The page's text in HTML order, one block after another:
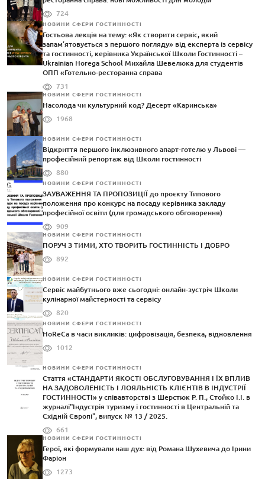
724
НОВИНИ СФЕРИ ГОСТИННОСТІ
Гостьова лекція на тему: «Як створити сервіс, який
запам’ятовується з першого погляду» від експерта із сервісу
та гостинності, керівника Української Школи Гостинності –
Ukrainian Horega School Михайла Шевелюка для студентів
ОПП «Готельно-ресторанна справа
731
НОВИНИ СФЕРИ ГОСТИННОСТІ
Насолода чи культурний код? Десерт «Каринська»
1968
НОВИНИ СФЕРИ ГОСТИННОСТІ
Відкриття першого інклюзивного апарт-готелю у Львові —
професійний репортаж від Школи гостинності
880
НОВИНИ СФЕРИ ГОСТИННОСТІ
ЗАУВАЖЕННЯ ТА ПРОПОЗИЦІЇ до проєкту Типового
положення про конкурс на посаду керівника закладу
професійної освіти (для громадського обговорення)
909
НОВИНИ СФЕРИ ГОСТИННОСТІ
ПОРУЧ З ТИМИ, ХТО ТВОРИТЬ ГОСТИННІСТЬ І ДОБРО
892
НОВИНИ СФЕРИ ГОСТИННОСТІ
Сервіс майбутнього вже сьогодні: онлайн-зустріч Школи
кулінарної майстерності та сервісу
820
НОВИНИ СФЕРИ ГОСТИННОСТІ
HoReCa в часи викликів: цифровізація, безпека, відновлення
1012
НОВИНИ СФЕРИ ГОСТИННОСТІ
Стаття «СТАНДАРТИ ЯКОСТІ ОБСЛУГОВУВАННЯ І ЇХ ВПЛИВ
НА ЗАДОВОЛЕНІСТЬ І ЛОЯЛЬНІСТЬ КЛІЄНТІВ В ІНДУСТРІЇ
ГОСТИННОСТІ» у співавторстві з Шерстюк Р. П., Стойко І.І. в
журналі"Індустрія туризму і гостинності в Центральній та
Східній Європі", випуск № 13 / 2025.
661
НОВИНИ СФЕРИ ГОСТИННОСТІ
Герої, які формували наш дух: від Романа Шухевича до Ірини
Фаріон
1273